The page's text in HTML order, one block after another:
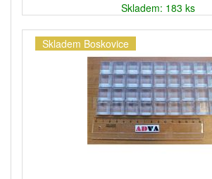
Skladem: 183 ks
Skladem Boskovice